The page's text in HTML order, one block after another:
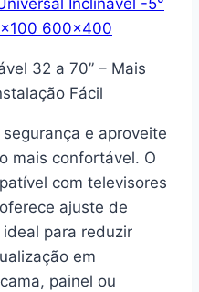
32 a 70” – Mais
Fácil
e aproveite
mais confortável. O
com televisores
ajuste de
ideal para reduzir
em
painel ou